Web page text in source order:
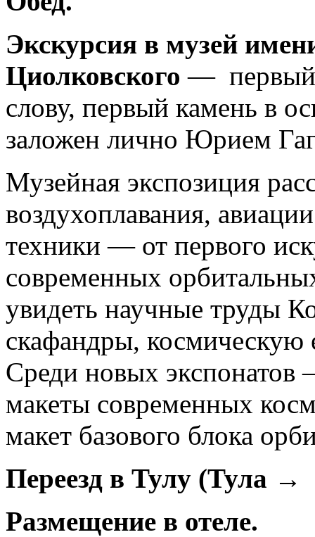
Экскурсия в музей
Циолковского— первый
слову, первый камень в
заложен лично Юрием
Музейная экспозиция
воздухоплавания,
техники — от первого
современных
увидеть научные труды
скафандры, космическую
Среди новых
макеты современных
макет базового блока
Переезд в Тулу (Тула
Размещение в отеле.